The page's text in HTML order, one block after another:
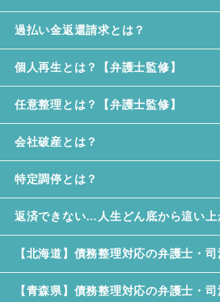
過払い金返還請求とは？
個人再生とは？【弁護士監修】
任意整理とは？【弁護士監修】
会社破産とは？
特定調停とは？
返済できない…人生どん底から這い上
【北海道】債務整理対応の弁護士・
【青森県】債務整理対応の弁護士・